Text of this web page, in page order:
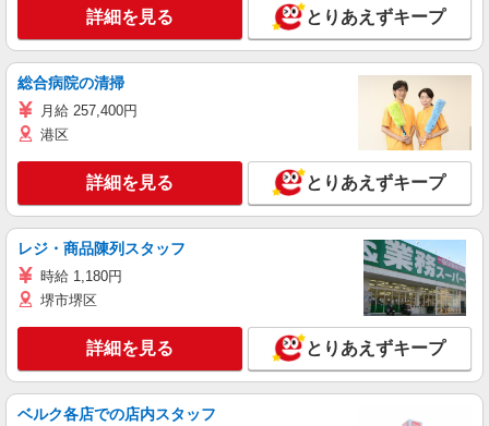
詳細を見る とりあえずキープ
総合病院の清掃
月給 257,400円
港区
詳細を見る とりあえずキープ
レジ・商品陳列スタッフ
時給 1,180円
堺市堺区
詳細を見る とりあえずキープ
ベルク各店での店内スタッフ